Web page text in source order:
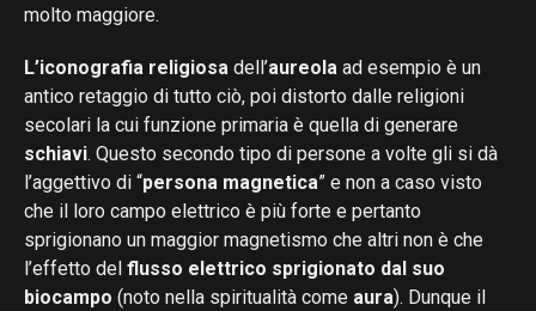
molto maggiore.
L’iconografia religiosa dell’aureola ad esempio è un
antico retaggio di tutto ciò, poi distorto dalle religioni
secolari la cui funzione primaria è quella di generare
schiavi. Questo secondo tipo di persone a volte gli si dà
l’aggettivo di “persona magnetica” e non a caso visto
che il loro campo elettrico è più forte e pertanto
sprigionano un maggior magnetismo che altri non è che
l’effetto del flusso elettrico sprigionato dal suo
biocampo (noto nella spiritualità come aura). Dunque il